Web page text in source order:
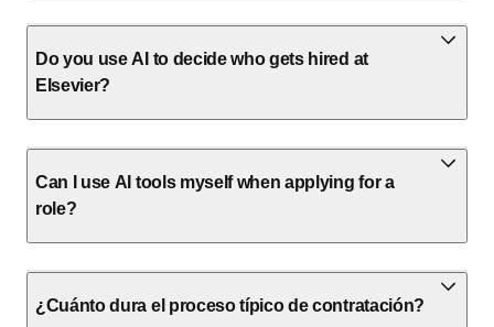
Do you use AI to decide who gets hired at
Elsevier?
Can I use AI tools myself when applying for a
role?
¿Cuánto dura el proceso típico de contratación?